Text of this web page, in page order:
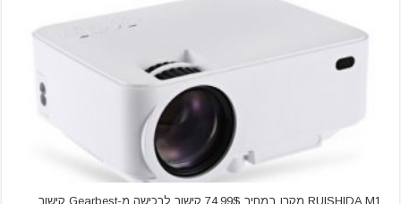
RUISHIDA M1 מקרן במחיר 74.99$ קישור לרכישה מ-Gearbest קישור